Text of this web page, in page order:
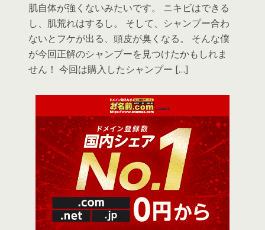
肌自体が強くないみたいです。 ニキビはできる
し、肌荒れはするし。 そして、シャンプー合わ
ないとフケが出る、頭皮が臭くなる。 そんな僕
が今回正解のシャンプーを見つけたかもしれま
せん！ 今回は購入したシャンプー […]